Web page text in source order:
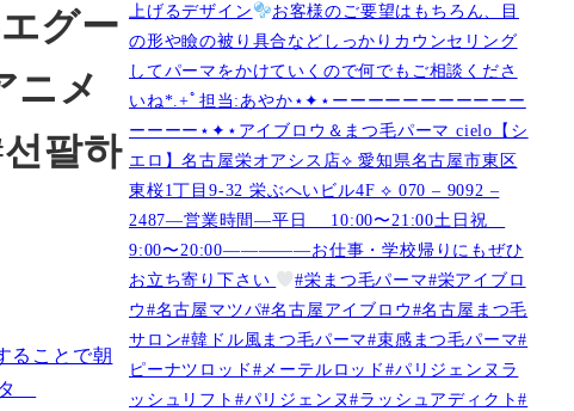
グー
ニメ
팔하
上げるデザイン
お客様のご要望はもちろん、目
の形や瞼の被り具合などしっかりカウンセリング
してパーマをかけていくので何でもご相談くださ
いね︎︎︎*.+ﾟ担当:あやか⋆✦⋆ーーーーーーーーーーー
ーーーー⋆✦⋆アイブロウ＆まつ毛パーマ cielo【シ
エロ】名古屋栄オアシス店︎︎⟡ 愛知県名古屋市東区
東桜1丁目9-32 栄ぶへいビル4F ︎︎⟡ 070 – 9092 –
2487—営業時間—平日 10:00〜21:00土日祝
9:00〜20:00—————お仕事・学校帰りにもぜひ
お立ち寄り下さい
#栄まつ毛パーマ#栄アイブロ
ウ#名古屋マツパ#名古屋アイブロウ#名古屋まつ毛
サロン#韓ドル風まつ毛パーマ#束感まつ毛パーマ#
ピーナツロッド#メーテルロッド#パリジェンヌラ
ッシュリフト#パリジェンヌ#ラッシュアディクト#